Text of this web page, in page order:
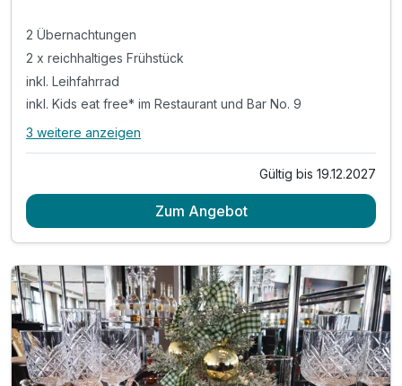
2 Übernachtungen
2 x reichhaltiges Frühstück
inkl. Leihfahrrad
inkl. Kids eat free* im Restaurant und Bar No. 9
Alle Inklusivleistungen
2 x reichhaltiges Frühstück
inkl. Nutzung des Fitness- Saunabereichs
inkl. Informationsmappe mit Ausflugstipps
inkl. WLAN
3 weitere anzeigen
Gültig bis 19.12.2027
Zum Angebot